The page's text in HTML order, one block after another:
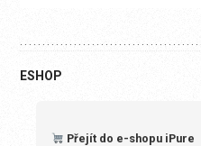
ESHOP
Přejít do e-shopu iPure